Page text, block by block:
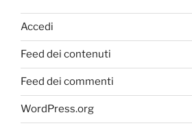
Accedi
Feed dei contenuti
Feed dei commenti
WordPress.org